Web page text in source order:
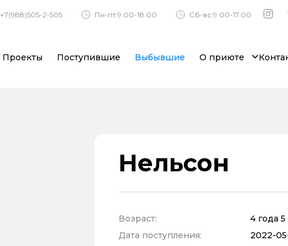
+7(988)505-2-505 Пн-пт:9.00-18.00 Сб-вс:9.00-17.00
Проекты Поступившие Выбывшие О приюте
Нельсон
Возраст:
4 года
Дата поступления:
2022-